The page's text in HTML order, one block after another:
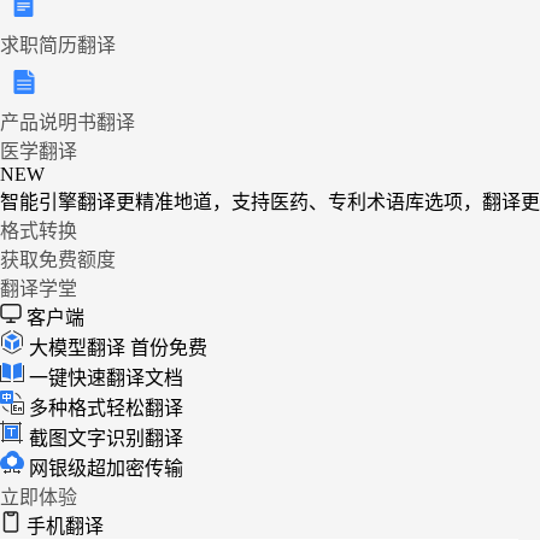
求职简历翻译
产品说明书翻译
医学翻译
NEW
智能引擎翻译更精准地道，支持医药、专利术语库选项，翻译
格式转换
获取免费额度
翻译学堂
客户端
大模型翻译 首份免费
一键快速翻译文档
多种格式轻松翻译
截图文字识别翻译
网银级超加密传输
立即体验
手机翻译